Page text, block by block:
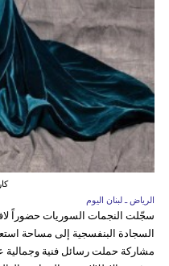
الرياض ـ لبنان اليوم
السجادة البنفسجية إلى مساحة
مشاركة حملت رسائل فنية وجمالية